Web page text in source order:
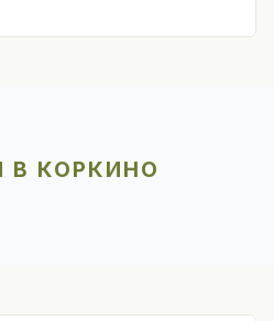
В КОРКИНО